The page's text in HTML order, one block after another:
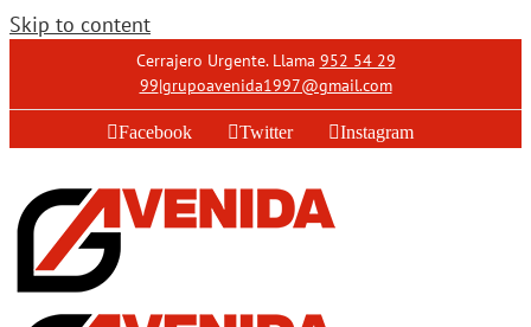
Skip to content
Cerrajero Urgente. Llama 952 54 29
99|grupoavenida1997@gmail.com
Facebook Twitter Instagram